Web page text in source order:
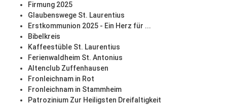
Firmung 2025
Glaubenswege St. Laurentius
Erstkommunion 2025 - Ein Herz für ...
Bibelkreis
Kaffeestüble St. Laurentius
Ferienwaldheim St. Antonius
Altenclub Zuffenhausen
Fronleichnam in Rot
Fronleichnam in Stammheim
Patrozinium Zur Heiligsten Dreifaltigkeit